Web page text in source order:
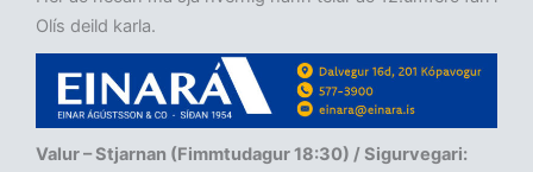
Olís deild karla.
Valur – Stjarnan (Fimmtudagur 18:30) / Sigurvegari: